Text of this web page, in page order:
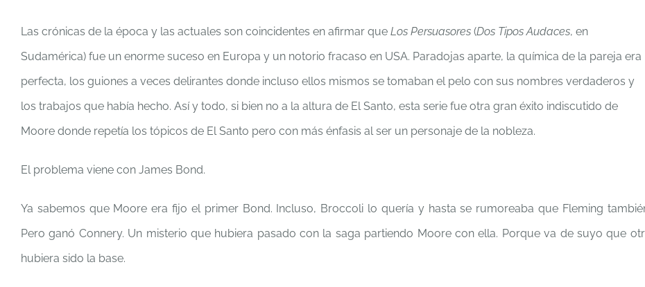
Las crónicas de la época y las actuales son coincidentes en afirmar que Los Persuasores (Dos Tipos Audaces, en
Sudamérica) fue un enorme suceso en Europa y un notorio fracaso en USA. Paradojas aparte, la química de la pareja era
perfecta, los guiones a veces delirantes donde incluso ellos mismos se tomaban el pelo con sus nombres verdaderos y
los trabajos que había hecho. Así y todo, si bien no a la altura de El Santo, esta serie fue otra gran éxito indiscutido de
Moore donde repetía los tópicos de El Santo pero con más énfasis al ser un personaje de la nobleza.
El problema viene con James Bond.
Ya sabemos que Moore era fijo el primer Bond. Incluso, Broccoli lo quería y hasta se rumoreaba que Fleming
Pero ganó Connery. Un misterio que hubiera pasado con la saga partiendo Moore con ella. Porque va de suyo que
hubiera sido la base.